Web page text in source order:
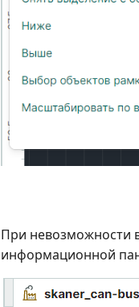
При невозможности
информационной